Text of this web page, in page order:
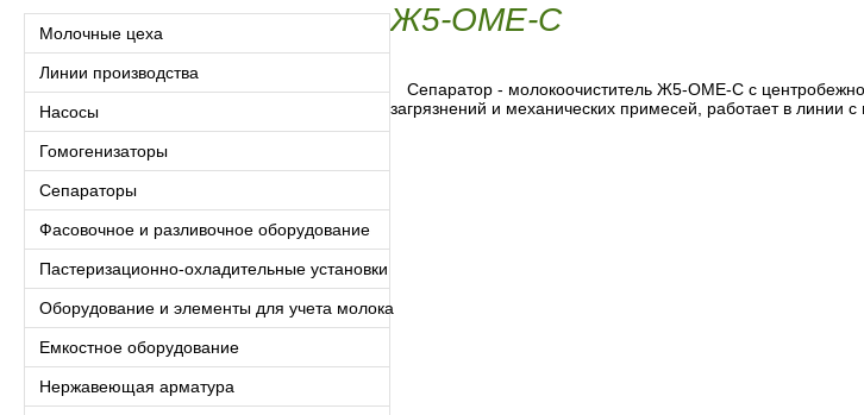
Молочные цеха
Линии производства
Насосы
Гомогенизаторы
Сепараторы
Фасовочное и разливочное оборудование
Пастеризационно-охладительные установки
Оборудование и элементы для учета молока
Емкостное оборудование
Нержавеющая арматура
Ж5-ОМЕ-С
Сепаратор - молокоочиститель Ж5-ОМЕ-С с
загрязнений и механических примесей, работает в линии